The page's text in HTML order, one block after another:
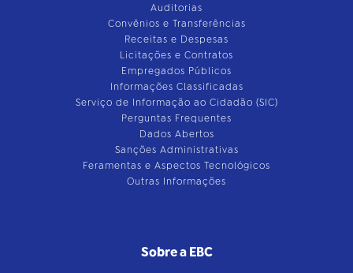
Auditorias
Convênios e Transferências
Receitas e Despesas
Licitações e Contratos
Empregados Públicos
Informações Classificadas
Serviço de Informação ao Cidadão (SIC)
Perguntas Frequentes
Dados Abertos
Sanções Administrativas
Feramentas e Aspectos Tecnológicos
Outras Informações
Sobre a EBC